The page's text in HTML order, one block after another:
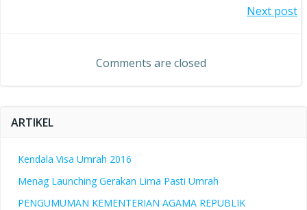
navigation
Next post
Comments are closed
ARTIKEL
Kendala Visa Umrah 2016
Menag Launching Gerakan Lima Pasti Umrah
PENGUMUMAN KEMENTERIAN AGAMA REPUBLIK